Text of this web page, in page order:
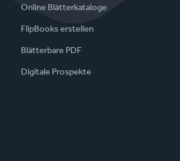
Online Blätterkataloge
FlipBooks erstellen
Blätterbare PDF
Digitale Prospekte